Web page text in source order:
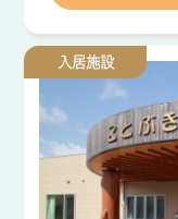
入居施設